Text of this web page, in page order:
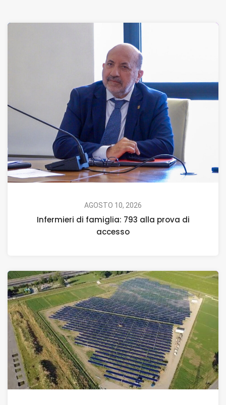
AGOSTO 10, 2026
Infermieri di famiglia: 793 alla prova di
accesso